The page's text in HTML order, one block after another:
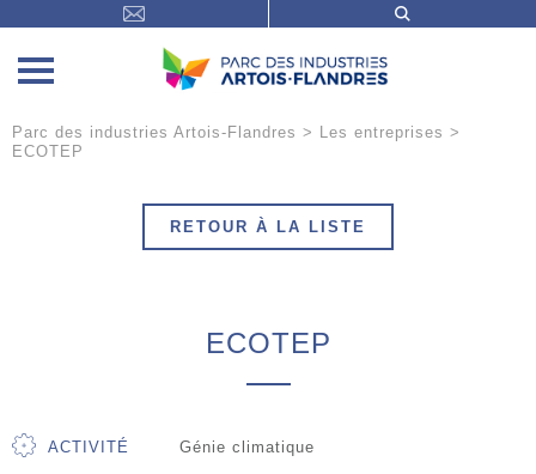
Parc des industries Artois-Flandres > Les entreprises >
ECOTEP
RETOUR À LA LISTE
ECOTEP
ACTIVITÉ Génie climatique